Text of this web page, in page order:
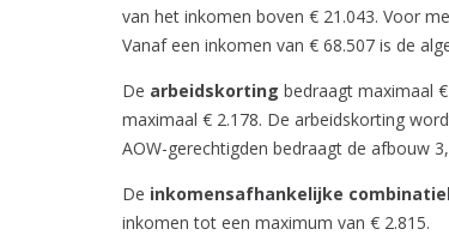
van het inkomen boven € 21.043. Voor
Vanaf een inkomen van € 68.507 is de
De arbeidskorting bedraagt maximaal
maximaal € 2.178. De arbeidskorting
AOW-gerechtigden bedraagt de afbouw
De inkomensafhankelijke
inkomen tot een maximum van € 2.815.